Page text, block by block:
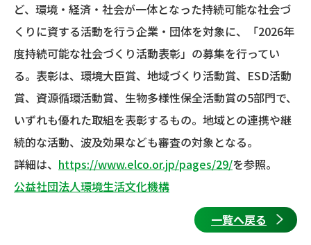
ど、環境・経済・社会が一体となった持続可能な社会づ
くりに資する活動を行う企業・団体を対象に、「2026年
度持続可能な社会づくり活動表彰」の募集を行ってい
る。表彰は、環境大臣賞、地域づくり活動賞、ESD活動
賞、資源循環活動賞、生物多様性保全活動賞の5部門で、
いずれも優れた取組を表彰するもの。地域との連携や継
続的な活動、波及効果なども審査の対象となる。
詳細は、 https://www.elco.or.jp/pages/29/を参照。
公益社団法人環境生活文化機構
一覧へ戻る